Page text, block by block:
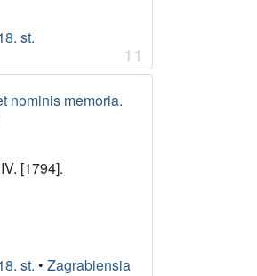
st.
11
nominis memoria.
[1794].
st. • Zagrabiensia